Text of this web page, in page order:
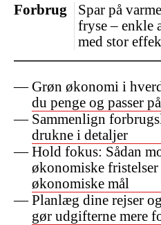
Grøn økonomi i
du penge og passer
Sammenlign
drukne i detaljer
Hold fokus: Sådan
økonomiske
økonomiske mål
Planlæg dine rejser
gør udgifterne mere
Spar på
fryse – enkle
med stor
Forbrug